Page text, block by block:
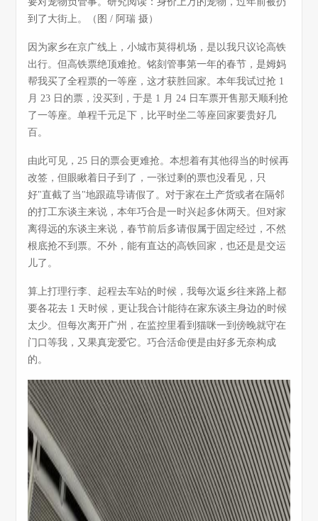
到了大街上。（图 / 阿瑞 摄）
因为家乡在京广线上，小城市莫得机场，是以我只议论高铁
出行。但高铁票绝顶难抢。铭刻管事第一年的春节，是姆妈
帮我买了全程票的一等座，这才获胜回家。本年我试过抢 1
月 23 日的票，没买到，于是 1 月 24 日车票开售那天顺利抢
了一等座。单程千元足下，比平时坐二等座回家要贵好几
百。
由此可见，25 日的票会更难抢。本想着有其他得当的时候再
改签，但眼瞅着日子到了，一张过剩的票也没看见，只
好"直截了当"地跟疏导请假了。对于家在土产货或者在隔邻
的打工东谈主来说，本年巧合是一时兴起多休两天。但对家
离得远的东谈主来说，春节前后多请假属于固定经过，不然
根底抢不到票。不外，能有直达的高铁回家，也还是是交运
儿了。
算上打理行李、起程去车站的时候，我每次返乡往来路上都
要各花去 1 天时候，更让我合计能待在家东谈主身边的时候
太少。但每次离开广州，在监控里看到猫咪一到傍晚就守在
门口等我，又果真宠爱它。巧合活命便是由好多无奈构成
的。